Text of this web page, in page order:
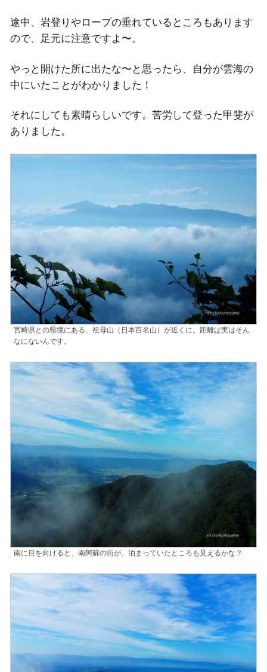
途中、岩登りやロープの垂れているところもあります
ので、足元に注意ですよ〜。
やっと開けた所に出たな〜と思ったら、自分が雲海の
中にいたことがわかりました！
それにしても素晴らしいです。苦労して登った甲斐が
ありました。
宮崎県との県境にある、祖母山（日本百名山）が近くに。距離は実はそん
なにないんです。
南に目を向けると、南阿蘇の街が。泊まっていたところも見えるかな？